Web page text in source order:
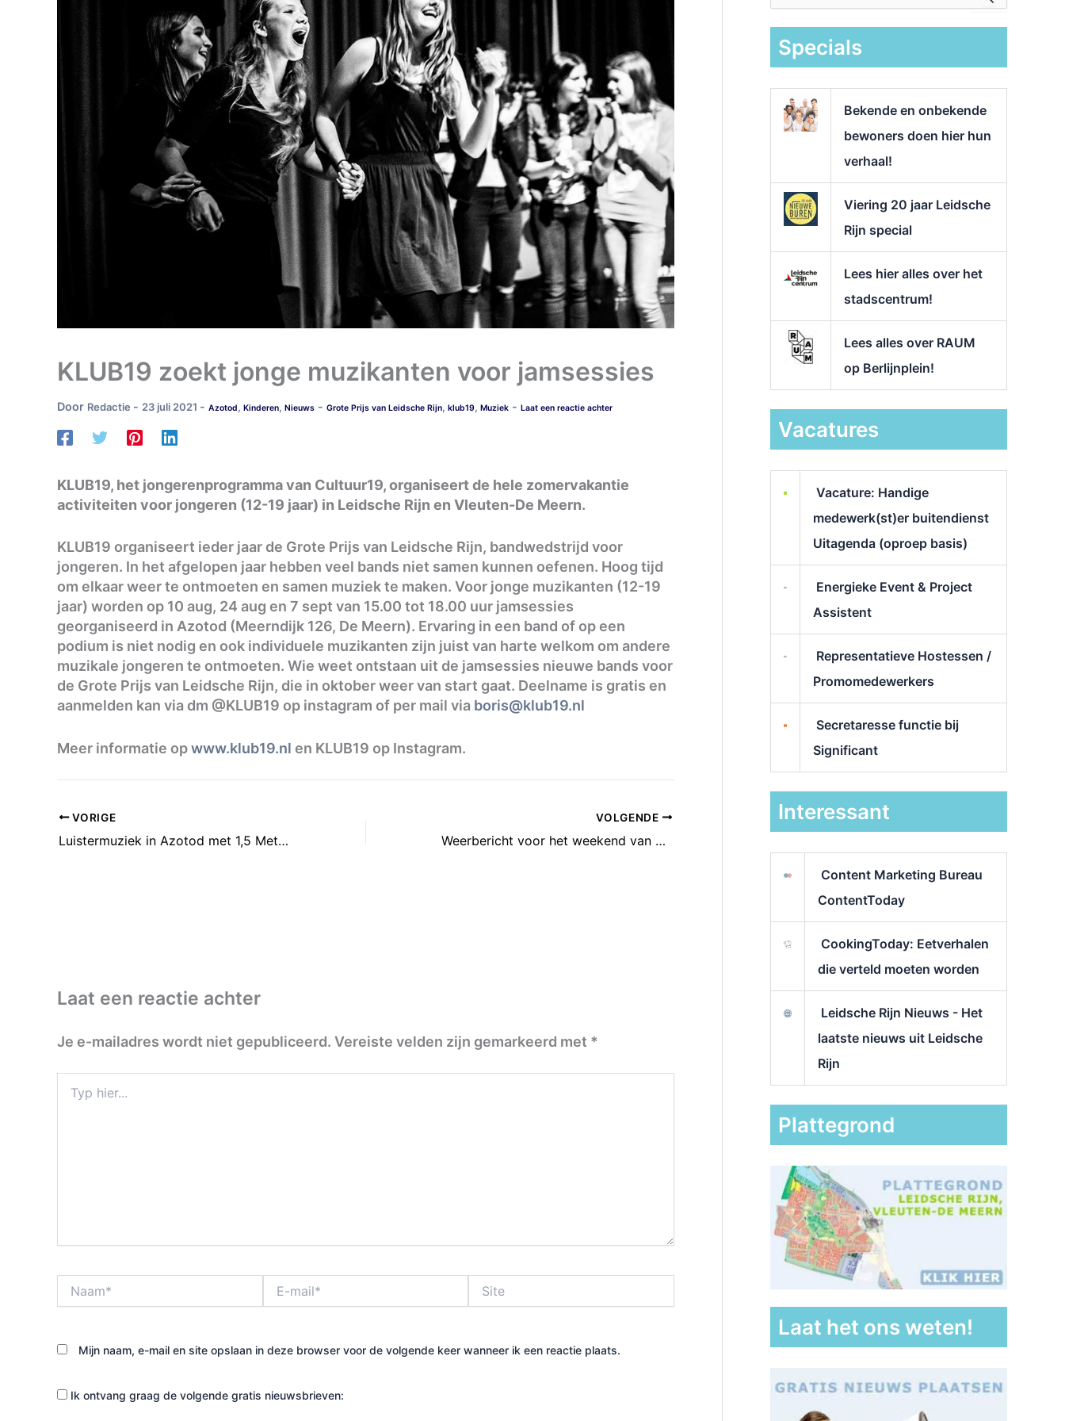
KLUB19 zoekt jonge muzikanten voor jamsessies
Door Redactie - 23 juli 2021 - Azotod, Kinderen, Nieuws - Grote Prijs van Leidsche Rijn, klub19, Muziek - Laat een reactie achter
KLUB19, het jongerenprogramma van Cultuur19, organiseert de hele zomervakantie
activiteiten voor jongeren (12-19 jaar) in Leidsche Rijn en Vleuten-De Meern.
KLUB19 organiseert ieder jaar de Grote Prijs van Leidsche Rijn, bandwedstrijd voor
jongeren. In het afgelopen jaar hebben veel bands niet samen kunnen oefenen. Hoog tijd
om elkaar weer te ontmoeten en samen muziek te maken. Voor jonge muzikanten (12-19
jaar) worden op 10 aug, 24 aug en 7 sept van 15.00 tot 18.00 uur jamsessies
georganiseerd in Azotod (Meerndijk 126, De Meern). Ervaring in een band of op een
podium is niet nodig en ook individuele muzikanten zijn juist van harte welkom om andere
muzikale jongeren te ontmoeten. Wie weet ontstaan uit de jamsessies nieuwe bands voor
de Grote Prijs van Leidsche Rijn, die in oktober weer van start gaat. Deelname is gratis en
aanmelden kan via dm @KLUB19 op instagram of per mail via boris@klub19.nl
Meer informatie opwww.klub19.nl en KLUB19 op Instagram.
VORIGE
Luistermuziek in Azotod met 1,5 Meter Sessies
VOLGENDE
Weerbericht voor het weekend van 24 en 25 juli: Zon en buien
Laat een reactie achter
Je e-mailadres wordt niet gepubliceerd. Vereiste velden zijn gemarkeerd met *
hier...
mail*
Mijn naam, e-mail en site opslaan in deze browser voor de volgende keer wanneer ik een reactie plaats.
Ik ontvang graag de volgende gratis nieuwsbrieven:
k
Specials
Bekende en onbekende
bewoners doen hier hun
verhaal!
Viering 20 jaar Leidsche
Rijn special
Lees hier alles over het
stadscentrum!
Lees alles over RAUM
op Berlijnplein!
Vacatures
Vacature: Handige
medewerk(st)er buitendienst
Uitagenda (oproep basis)
Energieke Event & Project
Assistent
Representatieve Hostessen /
Promomedewerkers
Secretaresse functie bij
Significant
Interessant
Content Marketing Bureau
ContentToday
CookingToday: Eetverhalen
die verteld moeten worden
Leidsche Rijn Nieuws - Het
laatste nieuws uit Leidsche
Rijn
Plattegrond
Laat het ons weten!